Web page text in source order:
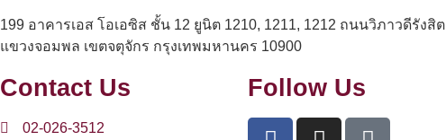
199 อาคารเอส โอเอซิส ชั้น 12 ยูนิต 1210, 1211, 1212 ถนนวิภาวดีรังสิต
แขวงจอมพล เขตจตุจักร กรุงเทพมหานคร 10900
Contact Us
02-026-3512
Follow Us